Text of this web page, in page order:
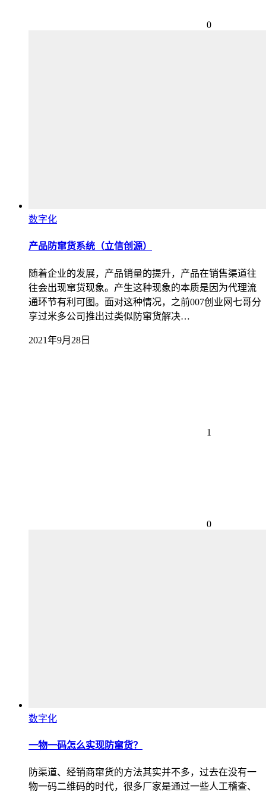
0
数字化
产品防窜货系统（立信创源）
随着企业的发展，产品销量的提升，产品在销售渠道往
往会出现窜货现象。产生这种现象的本质是因为代理流
通环节有利可图。面对这种情况，之前007创业网七哥分
享过米多公司推出过类似防窜货解决…
2021年9月28日
1
0
数字化
一物一码怎么实现防窜货？
防渠道、经销商窜货的方法其实并不多，过去在没有一
物一码二维码的时代，很多厂家是通过一些人工稽查、